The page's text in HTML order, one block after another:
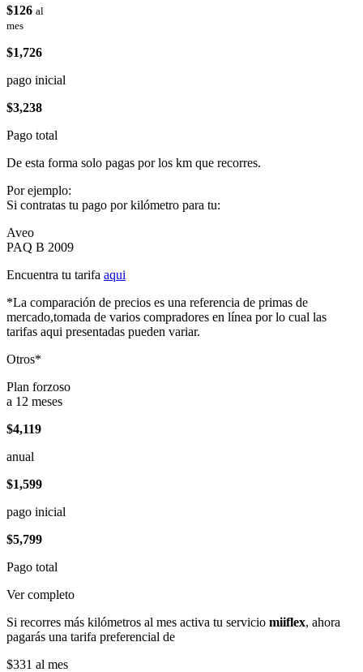
$126 al
mes
$1,726
pago inicial
$3,238
Pago total
De esta forma solo pagas por los km que recorres.
Por ejemplo:
Si contratas tu pago por kilómetro para tu:
Aveo
PAQ B 2009
Encuentra tu tarifa aqui
*La comparación de precios es una referencia de primas de
mercado,tomada de varios compradores en línea por lo cual las
tarifas aqui presentadas pueden variar.
Otros*
Plan forzoso
a 12 meses
$4,119
anual
$1,599
pago inicial
$5,799
Pago total
Ver completo
Si recorres más kilómetros al mes activa tu servicio miiflex, ahora
pagarás una tarifa preferencial de
$331 al mes